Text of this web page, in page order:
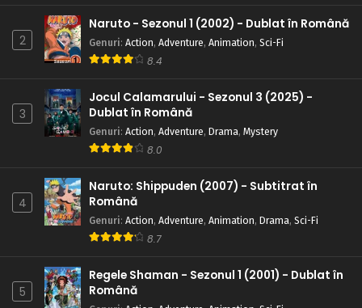
2
Naruto - Sezonul 1 (2002) - Dublat în Română
Genuri: Action, Adventure, Animation, Sci-Fi
8.4
3
Jocul Calamarului - Sezonul 3 (2025) -
Dublat în Română
Genuri: Action, Adventure, Drama, Mystery
8.0
4
Naruto: Shippuden (2007) - Subtitrat în
Română
Genuri: Action, Adventure, Animation, Drama, Sci-Fi
8.7
5
Regele Shaman - Sezonul 1 (2001) - Dublat în
Română